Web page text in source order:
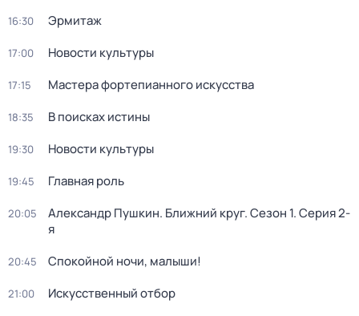
16:30 Эрмитаж
17:00 Новости культуры
17:15 Мастера фортепианного искусства
18:35 В поисках истины
19:30 Новости культуры
19:45 Главная роль
20:05 Александр Пушкин. Ближний круг. Сезон 1. Серия 2-
я
20:45 Спокойной ночи, малыши!
21:00 Искусственный отбор